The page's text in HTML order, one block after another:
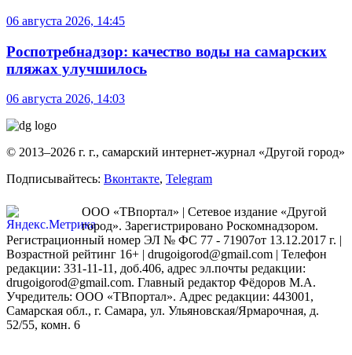
06 августа 2026, 14:45
Роспотребнадзор: качество воды на самарских
пляжах улучшилось
06 августа 2026, 14:03
© 2013–2026 г. г., самарский интернет-журнал «Другой город»
Подписывайтесь: Вконтакте, Telegram
ООО «ТВпортал» | Сетевое издание «Другой
город». Зарегистрировано Роскомнадзором.
Регистрационный номер ЭЛ № ФС 77 - 71907от 13.12.2017 г. |
Возрастной рейтинг 16+ | drugoigorod@gmail.com | Телефон
редакции: 331-11-11, доб.406, адрес эл.почты редакции:
drugoigorod@gmail.com. Главный редактор Фёдоров М.А.
Учредитель: ООО «ТВпортал». Адрес редакции: 443001,
Самарская обл., г. Самара, ул. Ульяновская/Ярмарочная, д.
52/55, комн. 6